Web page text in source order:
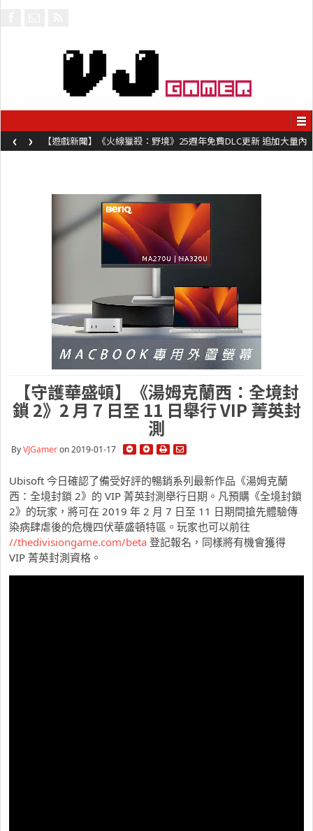
【遊戲新聞】《火線獵殺：野境》25週年免費DLC更新 追加大量內
容同時系舊作限時超平價折扣
‹ ›
【守護華盛頓】《湯姆克蘭西：全境封
鎖 2》2 月 7 日至 11 日舉行 VIP 菁英封
測
ByVJGameron 2019-01-17
Ubisoft 今日確認了備受好評的暢銷系列最新作品《湯姆克蘭
西：全境封鎖 2》的 VIP 菁英封測舉行日期。凡預購《全境封鎖
2》的玩家，將可在 2019 年 2 月 7 日至 11 日期間搶先體驗傳
染病肆虐後的危機四伏華盛頓特區。玩家也可以前往
//thedivisiongame.com/beta 登記報名，同樣將有機會獲得
VIP 菁英封測資格。